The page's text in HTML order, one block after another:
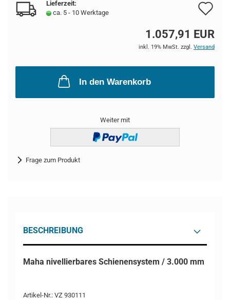
Lieferzeit:
ca. 5 - 10 Werktage
1.057,91 EUR
inkl. 19% MwSt. zzgl. Versand
In den Warenkorb
Weiter mit
Frage zum Produkt
BESCHREIBUNG
Maha nivellierbares Schienensystem / 3.000 mm
Artikel-Nr.: VZ 930111